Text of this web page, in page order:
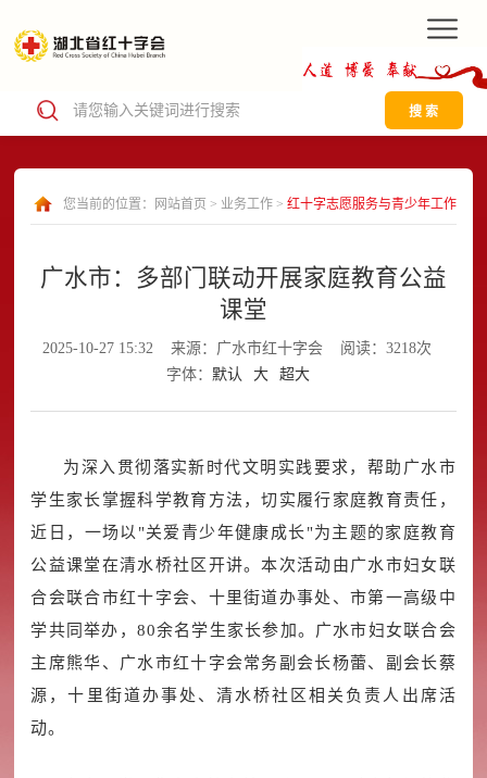
搜 索
您当前的位置： 网站首页 > 业务工作> 红十字志愿服务与青少年工作
广水市：多部门联动开展家庭教育公益
课堂
2025-10-27 15:32 来源：广水市红十字会
阅读：3218次
字体： 默认 大 超大
为深入贯彻落实新时代文明实践要求，帮助广水市
学生家长掌握科学教育方法，切实履行家庭教育责任，
近日，一场以"关爱青少年健康成长"为主题的家庭教育
公益课堂在清水桥社区开讲。本次活动由广水市妇女联
合会联合市红十字会、十里街道办事处、市第一高级中
学共同举办，80余名学生家长参加。广水市妇女联合会
主席熊华、广水市红十字会常务副会长杨蕾、副会长蔡
源，十里街道办事处、清水桥社区相关负责人出席活
动。